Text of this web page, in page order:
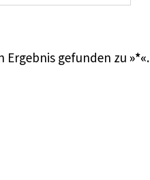
Ergebnis gefunden zu»*«.